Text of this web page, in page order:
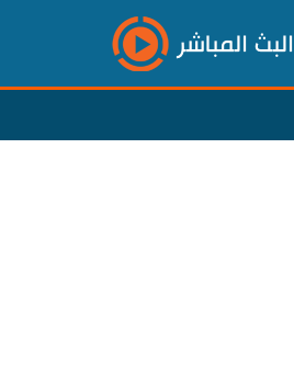
البث المباشر